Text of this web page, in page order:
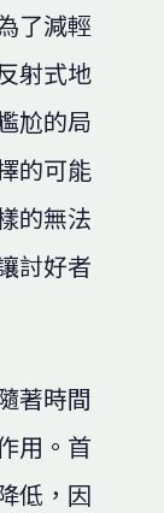
了減輕
射式地
尬的局
的可能
的無法
討好者
著時間
用。首
低，因